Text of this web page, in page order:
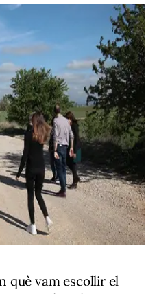
què vam escollir el